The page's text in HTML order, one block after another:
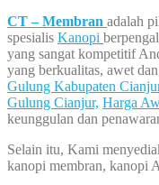
CT – Membran adalah
spesialis Kanopi
yang sangat kompetitif
yang berkualitas, awet
Gulung Kabupaten
Gulung Cianjur, Harga
keunggulan dan
Selain itu, Kami
kanopi membran, kanopi